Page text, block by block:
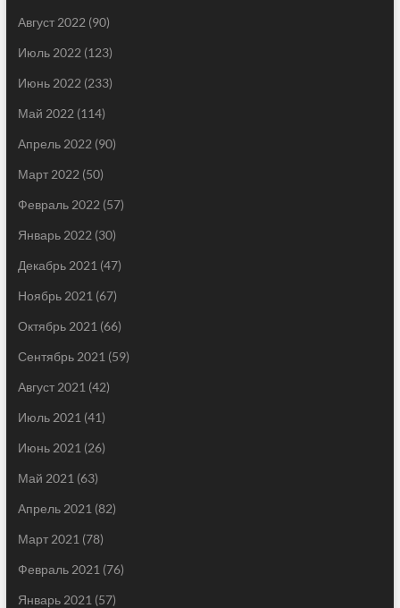
Август 2022 (90)
Июль 2022 (123)
Июнь 2022 (233)
Май 2022 (114)
Апрель 2022 (90)
Март 2022 (50)
Февраль 2022 (57)
Январь 2022 (30)
Декабрь 2021 (47)
Ноябрь 2021 (67)
Октябрь 2021 (66)
Сентябрь 2021 (59)
Август 2021 (42)
Июль 2021 (41)
Июнь 2021 (26)
Май 2021 (63)
Апрель 2021 (82)
Март 2021 (78)
Февраль 2021 (76)
Январь 2021 (57)